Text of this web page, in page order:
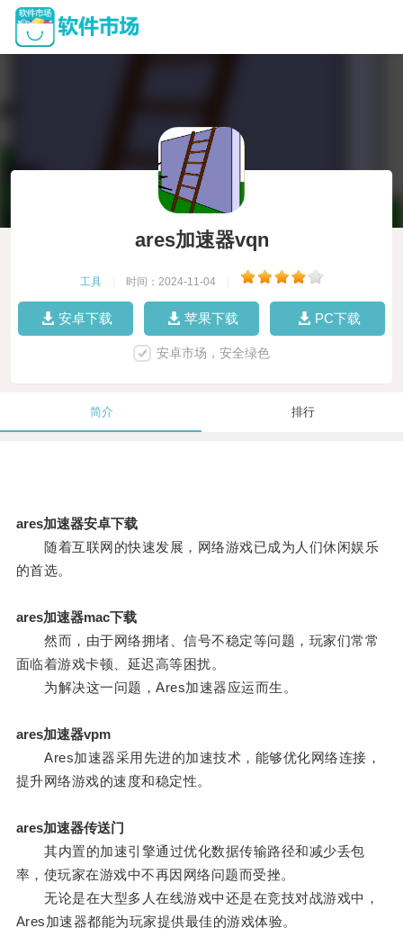
ares加速器vqn
工具 时间：2024-11-04
安卓下载 苹果下载 PC下载
安卓市场，安全绿色
简介 排行
ares加速器安卓下载
随着互联网的快速发展，网络游戏已成为人们休闲娱乐
的首选。
ares加速器mac下载
然而，由于网络拥堵、信号不稳定等问题，玩家们常常
面临着游戏卡顿、延迟高等困扰。
为解决这一问题，Ares加速器应运而生。
ares加速器vpm
Ares加速器采用先进的加速技术，能够优化网络连接，
提升网络游戏的速度和稳定性。
ares加速器传送门
其内置的加速引擎通过优化数据传输路径和减少丢包
率，使玩家在游戏中不再因网络问题而受挫。
无论是在大型多人在线游戏中还是在竞技对战游戏中，
Ares加速器都能为玩家提供最佳的游戏体验。